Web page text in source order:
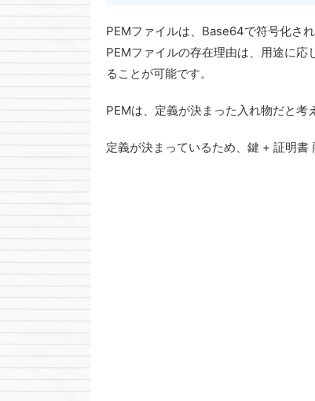
PEMファイルは、Base64で符号化さ
PEMファイルの存在理由は、用途に
ることが可能です。
PEMは、定義が決まった入れ物だと考
定義が決まっているため、鍵 + 証明書